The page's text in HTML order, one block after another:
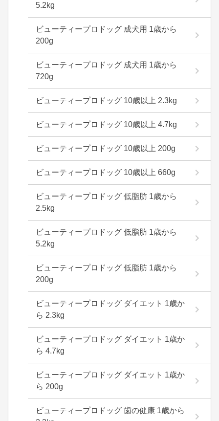
5.2kg
ビューティープロドッグ 成犬用 1歳から
200g
ビューティープロドッグ 成犬用 1歳から
720g
ビューティープロドッグ 10歳以上 2.3kg
ビューティープロドッグ 10歳以上 4.7kg
ビューティープロドッグ 10歳以上 200g
ビューティープロドッグ 10歳以上 660g
ビューティープロドッグ 低脂肪 1歳から
2.5kg
ビューティープロドッグ 低脂肪 1歳から
5.2kg
ビューティープロドッグ 低脂肪 1歳から
200g
ビューティープロドッグ ダイエット 1歳か
ら 2.3kg
ビューティープロドッグ ダイエット 1歳か
ら 4.7kg
ビューティープロドッグ ダイエット 1歳か
ら 200g
ビューティープロドッグ 歯の健康 1歳から